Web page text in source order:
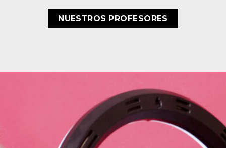
NUESTROS PROFESORES